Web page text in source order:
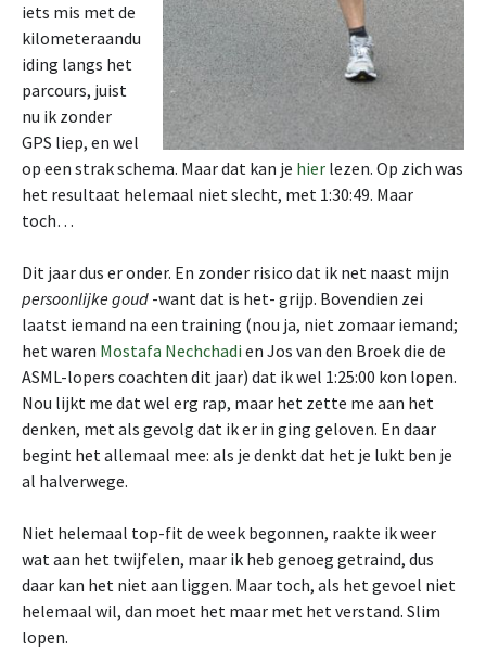
iets mis met de
kilometeraandu
iding langs het
parcours, juist
nu ik zonder
GPS liep, en wel
op een strak schema. Maar dat kan je hier lezen. Op zich was
het resultaat helemaal niet slecht, met 1:30:49. Maar
toch…
Dit jaar dus er onder. En zonder risico dat ik net naast mijn
persoonlijke goud -want dat is het- grijp. Bovendien zei
laatst iemand na een training (nou ja, niet zomaar iemand;
het waren Mostafa Nechchadi en Jos van den Broek die de
ASML-lopers coachten dit jaar) dat ik wel 1:25:00 kon lopen.
Nou lijkt me dat wel erg rap, maar het zette me aan het
denken, met als gevolg dat ik er in ging geloven. En daar
begint het allemaal mee: als je denkt dat het je lukt ben je
al halverwege.
Niet helemaal top-fit de week begonnen, raakte ik weer
wat aan het twijfelen, maar ik heb genoeg getraind, dus
daar kan het niet aan liggen. Maar toch, als het gevoel niet
helemaal wil, dan moet het maar met het verstand. Slim
lopen.